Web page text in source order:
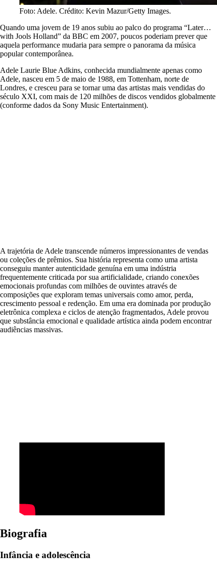
Foto: Adele. Crédito: Kevin Mazur/Getty Images.
Quando uma jovem de 19 anos subiu ao palco do programa “Later…
with Jools Holland” da BBC em 2007, poucos poderiam prever que
aquela performance mudaria para sempre o panorama da música
popular contemporânea.
Adele Laurie Blue Adkins, conhecida mundialmente apenas como
Adele, nasceu em 5 de maio de 1988, em Tottenham, norte de
Londres, e cresceu para se tornar uma das artistas mais vendidas do
século XXI, com mais de 120 milhões de discos vendidos globalmente
(conforme dados da Sony Music Entertainment).
A trajetória de Adele transcende números impressionantes de vendas
ou coleções de prêmios. Sua história representa como uma artista
conseguiu manter autenticidade genuína em uma indústria
frequentemente criticada por sua artificialidade, criando conexões
emocionais profundas com milhões de ouvintes através de
composições que exploram temas universais como amor, perda,
crescimento pessoal e redenção. Em uma era dominada por produção
eletrônica complexa e ciclos de atenção fragmentados, Adele provou
que substância emocional e qualidade artística ainda podem encontrar
audiências massivas.
Biografia
Infância e adolescência